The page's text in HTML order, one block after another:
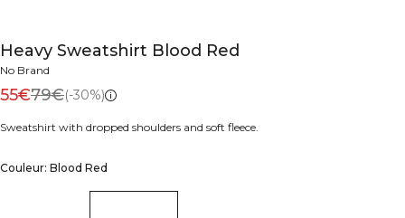
Heavy Sweatshirt Blood Red
No Brand
55€79€(-30%)
Sweatshirt with dropped shoulders and soft fleece.
Couleur: Blood Red